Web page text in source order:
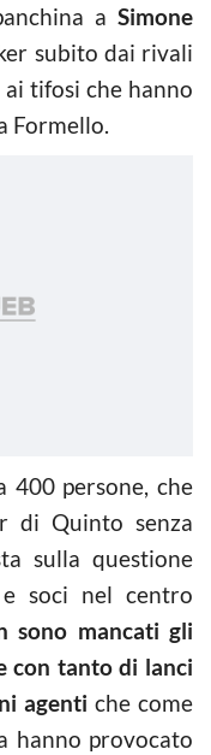
aSimone
subito dai rivali
tifosi che hanno
Formello.
400 persone, che
di Quinto senza
sulla questione
e soci nel centro
sono mancati gli
con tanto di lanci
agenti che come
hanno provocato